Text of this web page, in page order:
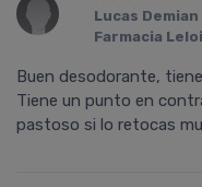
Lucas Demian
Farmacia
Buen desodorante,
Tiene un punto en
pastoso si lo retocas